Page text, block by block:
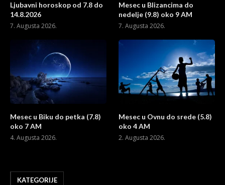
Ljubavni horoskop od 7.8 do
14.8.2026
7. Augusta 2026.
Mesec u Blizancima do
nedelje (9.8) oko 9 AM
7. Augusta 2026.
Mesec u Biku do petka (7.8)
oko 7 AM
4. Augusta 2026.
Mesec u Ovnu do srede (5.8)
oko 4 AM
2. Augusta 2026.
KATEGORIJE